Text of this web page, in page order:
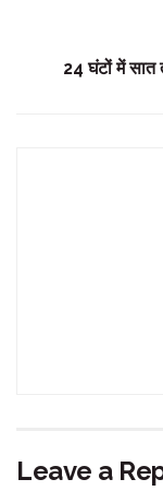
24 घंटों में सात
Leave a